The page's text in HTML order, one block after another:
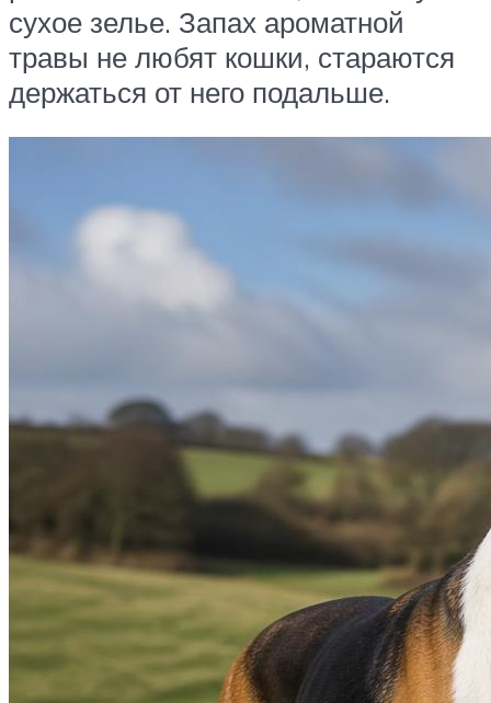
сухое зелье. Запах ароматной
травы не любят кошки, стараются
держаться от него подальше.